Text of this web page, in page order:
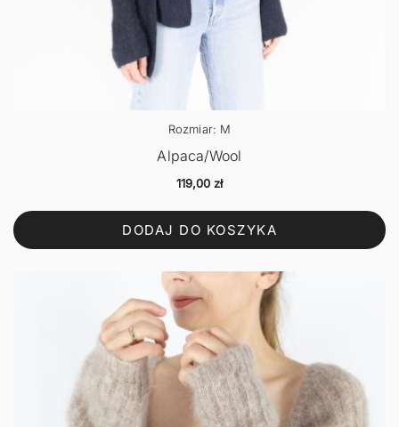
Rozmiar: M
Alpaca/Wool
119,00 zł
DODAJ DO KOSZYKA